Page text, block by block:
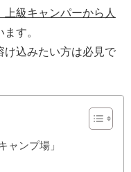
級キャンパーから人
す。
け込みたい方は必見で
ャンプ場」